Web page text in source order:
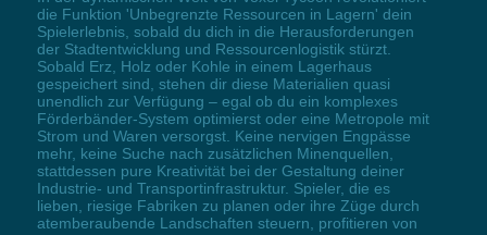
die Funktion 'Unbegrenzte Ressourcen in Lagern' dein
Spielerlebnis, sobald du dich in die Herausforderungen
der Stadtentwicklung und Ressourcenlogistik stürzt.
Sobald Erz, Holz oder Kohle in einem Lagerhaus
gespeichert sind, stehen dir diese Materialien quasi
unendlich zur Verfügung – egal ob du ein komplexes
Förderbänder-System optimierst oder eine Metropole mit
Strom und Waren versorgst. Keine nervigen Engpässe
mehr, keine Suche nach zusätzlichen Minenquellen,
stattdessen pure Kreativität bei der Gestaltung deiner
Industrie- und Transportinfrastruktur. Spieler, die es
lieben, riesige Fabriken zu planen oder ihre Züge durch
atemberaubende Landschaften steuern, profitieren von